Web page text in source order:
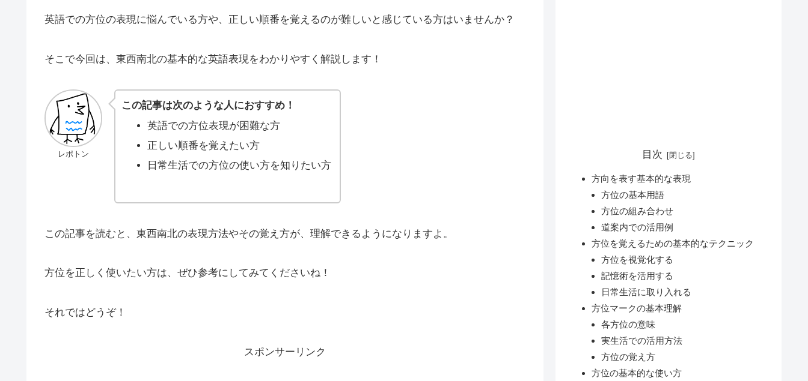
英語での方位の表現に悩んでいる方や、正しい順番を覚えるのが難しいと感じている方はいませんか？
そこで今回は、東西南北の基本的な英語表現をわかりやすく解説します！
レポトン
この記事は次のような人におすすめ！
英語での方位表現が困難な方
正しい順番を覚えたい方
日常生活での方位の使い方を知りたい方
この記事を読むと、東西南北の表現方法やその覚え方が、理解できるようになりますよ。
方位を正しく使いたい方は、ぜひ参考にしてみてくださいね！
それではどうぞ！
スポンサーリンク
目次
方向を表す基本的な表現
方位の基本用語
方位の組み合わせ
道案内での活用例
方位を覚えるための基本的なテクニック
方位を視覚化する
記憶術を活用する
日常生活に取り入れる
方位マークの基本理解
各方位の意味
実生活での活用方法
方位の覚え方
方位の基本的な使い方